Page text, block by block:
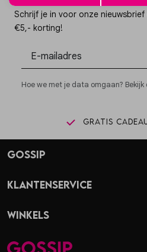
Schrijf je in voor onze
€5,- korting!
Hoe we met je data omgaan?
Gratis
Gossip
Klantenservice
Winkels